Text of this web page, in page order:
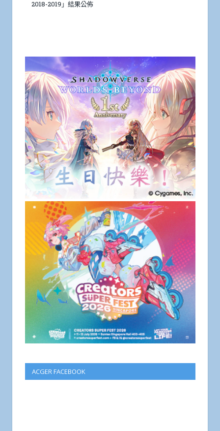
2018-2019」結果公佈
ACGER FACEBOOK